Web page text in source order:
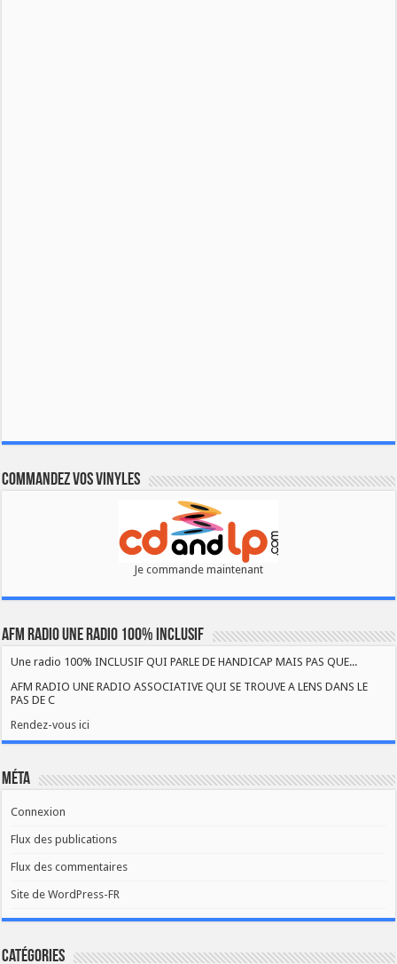
Commandez vos vinyles
Je commande maintenant
AFM RADIO UNE RADIO 100% INCLUSIF
Une radio 100% INCLUSIF QUI PARLE DE HANDICAP MAIS PAS QUE...
AFM RADIO UNE RADIO ASSOCIATIVE QUI SE TROUVE A LENS DANS LE
PAS DE C
Rendez-vous ici
Méta
Connexion
Flux des publications
Flux des commentaires
Site de WordPress-FR
Catégories